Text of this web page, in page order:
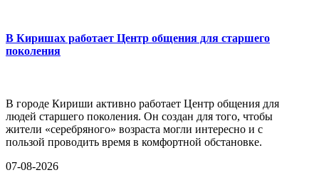
В Киришах работает Центр общения для старшего
поколения
В городе Кириши активно работает Центр общения для
людей старшего поколения. Он создан для того, чтобы
жители «серебряного» возраста могли интересно и с
пользой проводить время в комфортной обстановке.
07-08-2026